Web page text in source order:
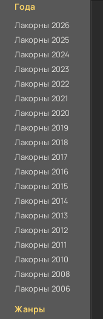
Года
Лакорны 2026
Лакорны 2025
Лакорны 2024
Лакорны 2023
Лакорны 2022
Лакорны 2021
Лакорны 2020
Лакорны 2019
Лакорны 2018
Лакорны 2017
Лакорны 2016
Лакорны 2015
Лакорны 2014
Лакорны 2013
Лакорны 2012
Лакорны 2011
Лакорны 2010
Лакорны 2008
Лакорны 2006
Жанры